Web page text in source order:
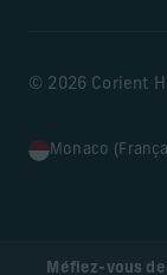
Méfiez-vous
© 2026 Corient
Monaco